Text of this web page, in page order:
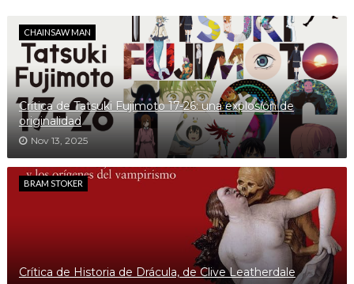
CHAINSAW MAN
Crítica de Tatsuki Fujimoto 17-26: una explosión de
originalidad
Nov 13, 2025
BRAM STOKER
Crítica de Historia de Drácula, de Clive Leatherdale